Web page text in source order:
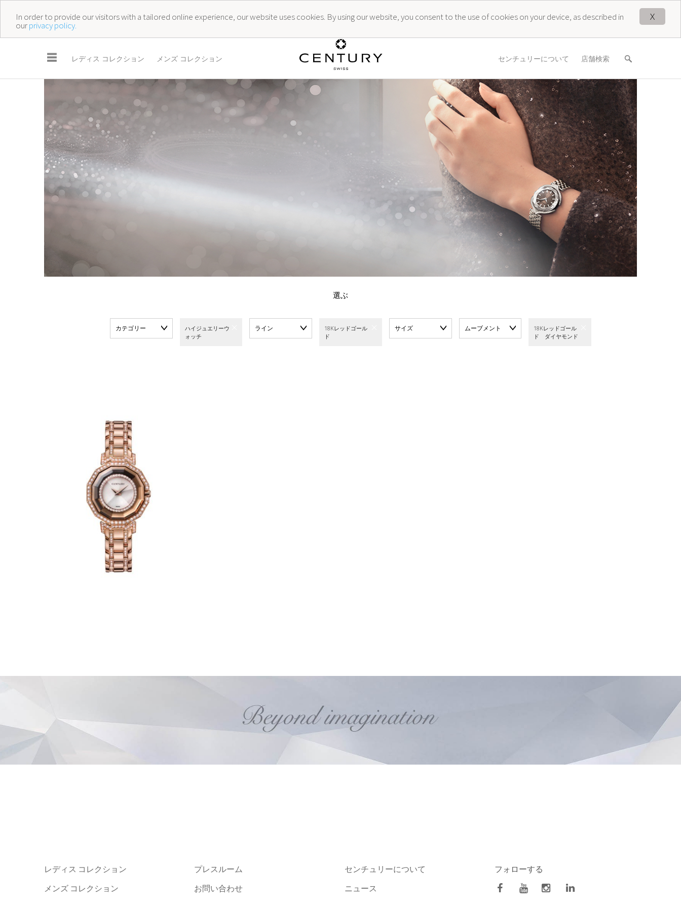
X
In order to provide our visitors with a tailored online experience, our website uses cookies. By using our website, you consent to the use of cookies on your device, as described in
ourprivacy policy.
☰ レディス コレクション メンズ コレクション センチュリーについて 店舗検索
選ぶ
カテゴリー
ハイジュエリーウ
ォッチ
ライン
18Kレッドゴール
ド
サイズ ムーブメント
18Kレッドゴール
ド ダイヤモンド
レディス コレクション
メンズ コレクション
プレスルーム
お問い合わせ
センチュリーについて
ニュース
フォローする
facebookYoutubeInstagram